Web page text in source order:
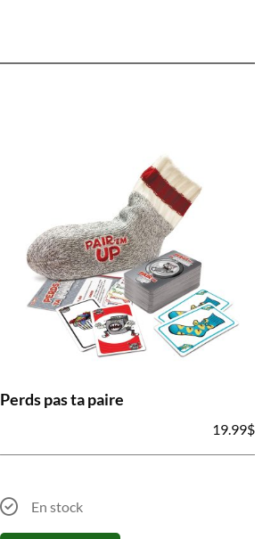
Perds pas ta paire
19.99$
En stock